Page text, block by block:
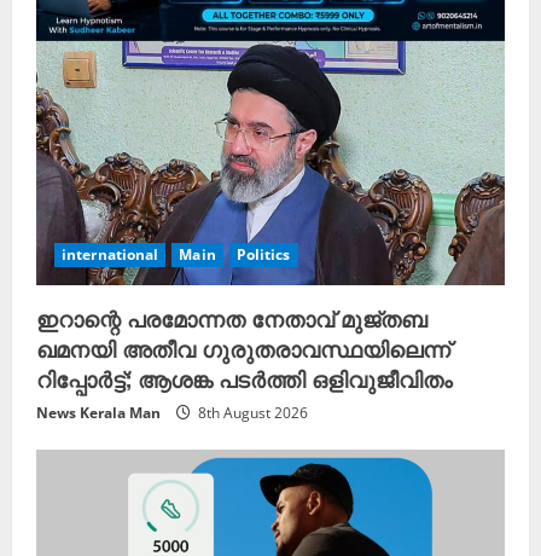
international Main Politics
ഇറാന്റെ പരമോന്നത നേതാവ് മുജ്തബ
ഖമനയി അതീവ ഗുരുതരാവസ്ഥയിലെന്ന്
റിപ്പോർട്ട്; ആശങ്ക പടർത്തി ഒളിവുജീവിതം
News Kerala Man 8th August 2026